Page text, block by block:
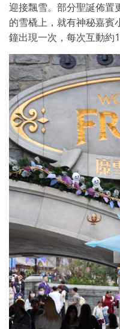
迎接飄雪。部分聖誕佈置
的雪橇上，就有神秘嘉賓
鐘出現一次，每次互動約